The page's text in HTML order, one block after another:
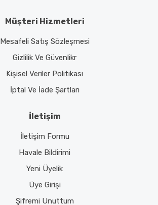
Müşteri Hizmetleri
Mesafeli Satış Sözleşmesi
Gizlilik Ve Güvenlikr
Kişisel Veriler Politikası
İptal Ve İade Şartları
İletişim
İletişim Formu
Havale Bildirimi
Yeni Üyelik
Üye Girişi
Şifremi Unuttum